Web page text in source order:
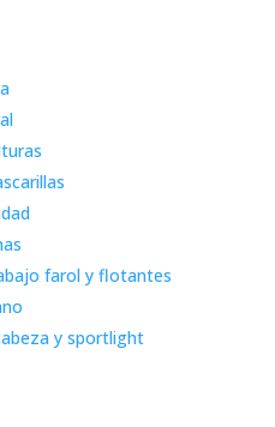
farol y flotantes
y sportlight